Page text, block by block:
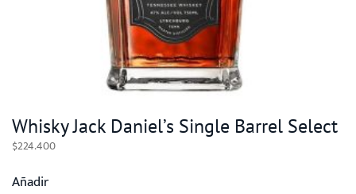
Whisky Jack Daniel’s Single Barrel Select
$224.400
Añadir